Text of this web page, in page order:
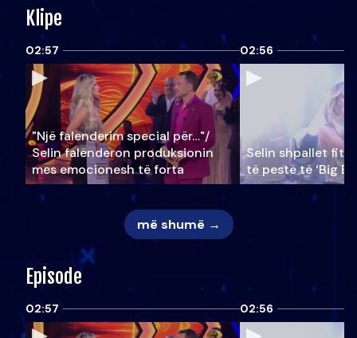
Klipe
02:57
"Një falenderim special për…"/
Selin falënderon produksionin
mes emocionesh të forta
02:56
Selin shpallet
të pestë të ‘Big
më shumë →
Episode
02:57 02:56